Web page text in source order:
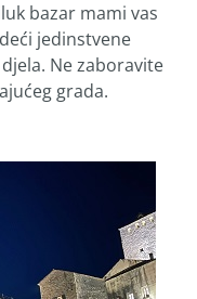
bazar mami vas
jedinstvene
Ne zaboravite
grada.